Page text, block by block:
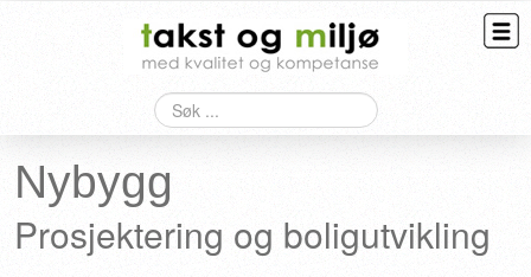
Bygningskontroll
Søk
Nybygg
Prosjektering og boligutvikling